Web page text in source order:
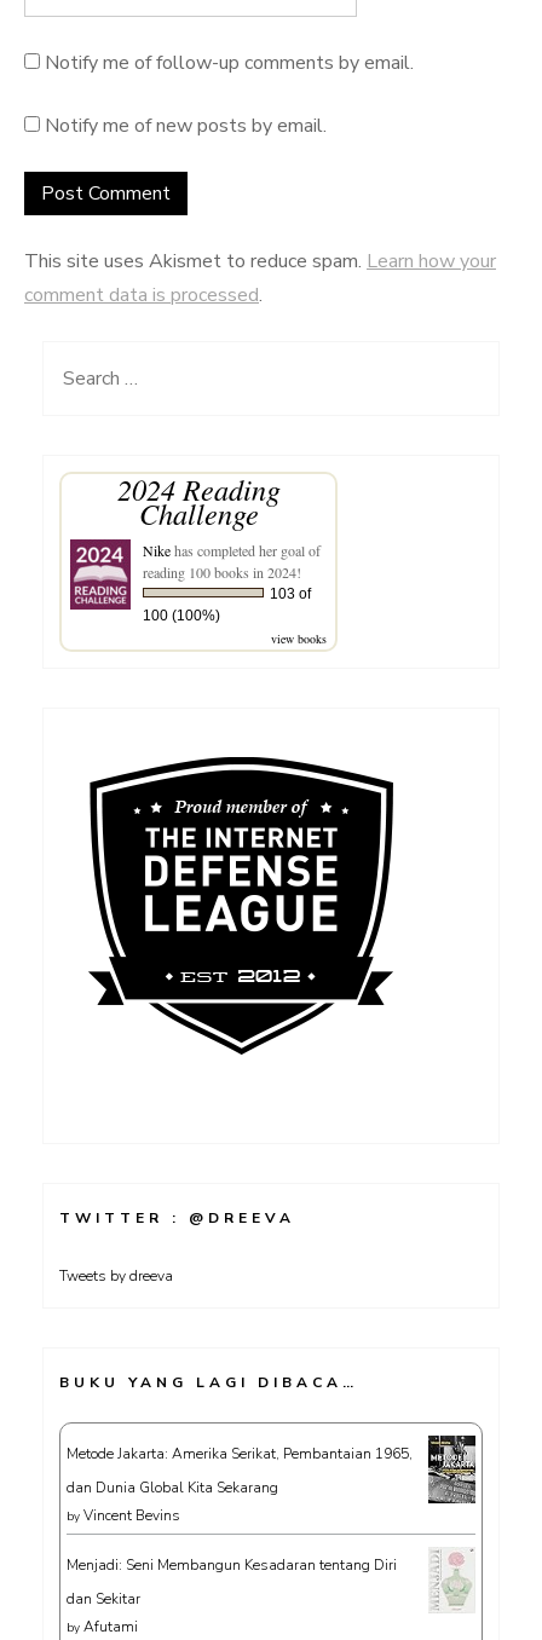
Notify me of follow-up comments by email.
Notify me of new posts by email.
This site uses Akismet to reduce spam. Learn how your
comment data is processed.
Search
2024 Reading
Challenge
Nikehas completed her goal of
reading 100 books in 2024!
103 of
100 (100%)
view books
TWITTER : @DREEVA
Tweets by dreeva
BUKU YANG LAGI DIBACA…
Metode Jakarta: Amerika Serikat, Pembantaian 1965,
dan Dunia Global Kita Sekarang
by Vincent Bevins
Menjadi: Seni Membangun Kesadaran tentang Diri
dan Sekitar
by Afutami